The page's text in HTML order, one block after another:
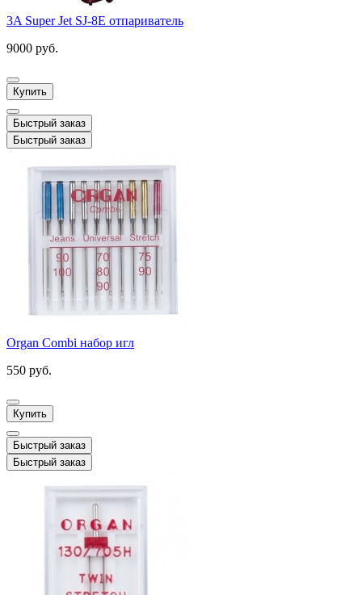
3A Super Jet SJ-8E отпариватель
9000 руб.
Купить
Быстрый заказ
Быстрый заказ
Organ Combi набор игл
550 руб.
Купить
Быстрый заказ
Быстрый заказ